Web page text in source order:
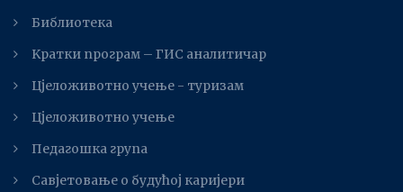
Библиотека
Kратки програм – ГИС аналитичар
Цјеложивотно учење - туризам
Цјеложивотно учење
Педагошка група
Савјетовање о будућој каријери